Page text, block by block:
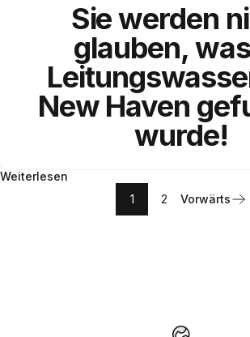
Sie werden
glauben,
New Haven
wurde!
Weiterlesen
1
2 Vorwärts